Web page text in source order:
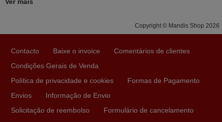
Boa noite. Dando correspondência ao solicitado no corpo
deixar aqui o meu testemunho sobre a experiência que
supra: Acolhimento da encomenda, informação ao
cliente, clareza de instruções durante o processo,
ISTO DOU DOU A NOTA MÁXIMA DE 5 ESTRELAS.
Sinceramente, faço votos para que assim continuem, pois
infelizmente vai sendo raro encontrar Empresas cuja
Copyright © Mandis Shop 2026
Contacto Baixe o invoice
Comentários de clientes
Condições Gerais de Venda
Política de privacidade e cookies
Formas de Pagamento
Envios
Informação de Envio
Solicitação de reembolso
Formulário de cancelamento